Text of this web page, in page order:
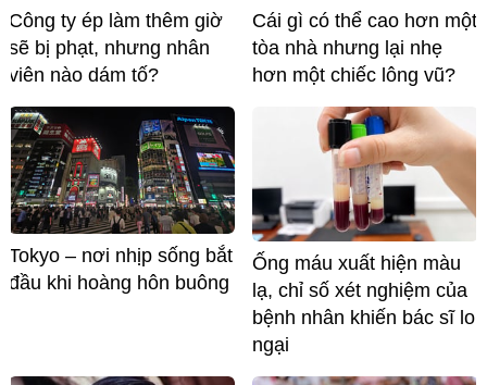
Công ty ép làm thêm giờ
sẽ bị phạt, nhưng nhân
viên nào dám tố?
Cái gì có thể cao hơn một
tòa nhà nhưng lại nhẹ
hơn một chiếc lông vũ?
Tokyo – nơi nhịp sống bắt
đầu khi hoàng hôn buông
Ống máu xuất hiện màu
lạ, chỉ số xét nghiệm của
bệnh nhân khiến bác sĩ lo
ngại